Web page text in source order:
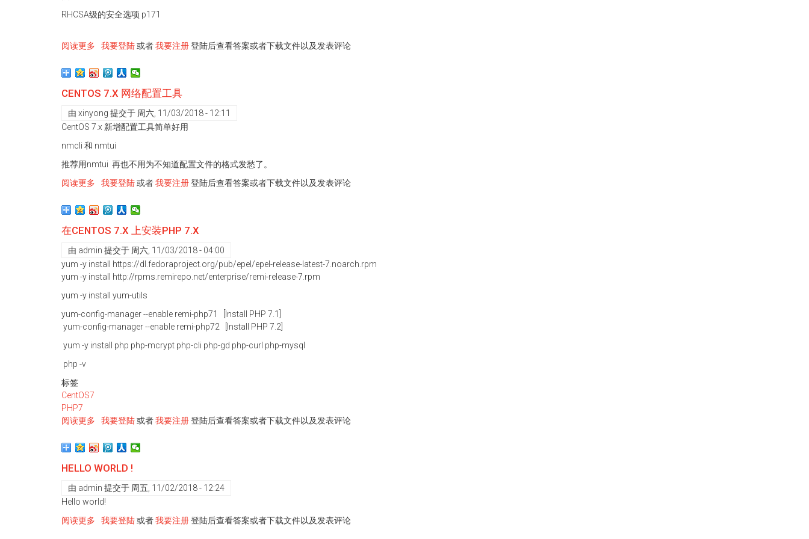
RHCSA级的安全选项 p171
阅读更多 关
阿
云
CentOS7.4
打
和
关
selinux
令
好
用
我要登陆或者我要注册登陆后查看答案或者下载文件以及发表评论
CENTOS 7.X 网络配置工具
由 xinyong 提交于 周六, 11/03/2018 - 12:11
CentOS 7.x 新增配置工具简单好用
nmcli 和 nmtui
推荐用nmtui 再也不用为不知道配置文件的格式发愁了。
阅读更多 关
CentOS
网
络
具
我要登陆或者我要注册登陆后查看答案或者下载文件以及发表评论
在CENTOS 7.X 上安装PHP 7.X
由 admin 提交于 周六, 11/03/2018 - 04:00
yum -y install https://dl.fedoraproject.org/pub/epel/epel-release-latest-7.noarch.rpm
yum -y install http://rpms.remirepo.net/enterprise/remi-release-7.rpm
yum -y install yum-utils
yum-config-manager --enable remi-php71 [Install PHP 7.1]
yum-config-manager --enable remi-php72 [Install PHP 7.2]
yum -y install php php-mcrypt php-cli php-gd php-curl php-mysql
php -v
标签
CentOS7
PHP7
阅读更多 关
在
7.X
上
安
PHP
我要登陆或者我要注册登陆后查看答案或者下载文件以及发表评论
HELLO WORLD !
由 admin 提交于 周五, 11/02/2018 - 12:24
Hello world!
阅读更多 关我要登陆或者我要注册登陆后查看答案或者下载文件以及发表评论